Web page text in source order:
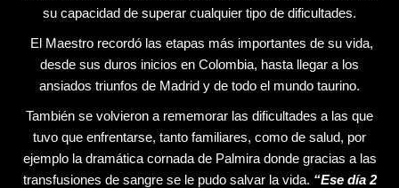
su capacidad de superar cualquier tipo de dificultades.
El Maestro recordó las etapas más importantes de su vida,
desde sus duros inicios en Colombia, hasta llegar a los
ansiados triunfos de Madrid y de todo el mundo taurino.
También se volvieron a rememorar las dificultades a las que
tuvo que enfrentarse, tanto familiares, como de salud, por
ejemplo la dramática cornada de Palmira donde gracias a las
transfusiones de sangre se le pudo salvar la vida. “Ese día 2